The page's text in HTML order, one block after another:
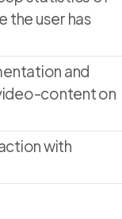
the user has
and
content on
with